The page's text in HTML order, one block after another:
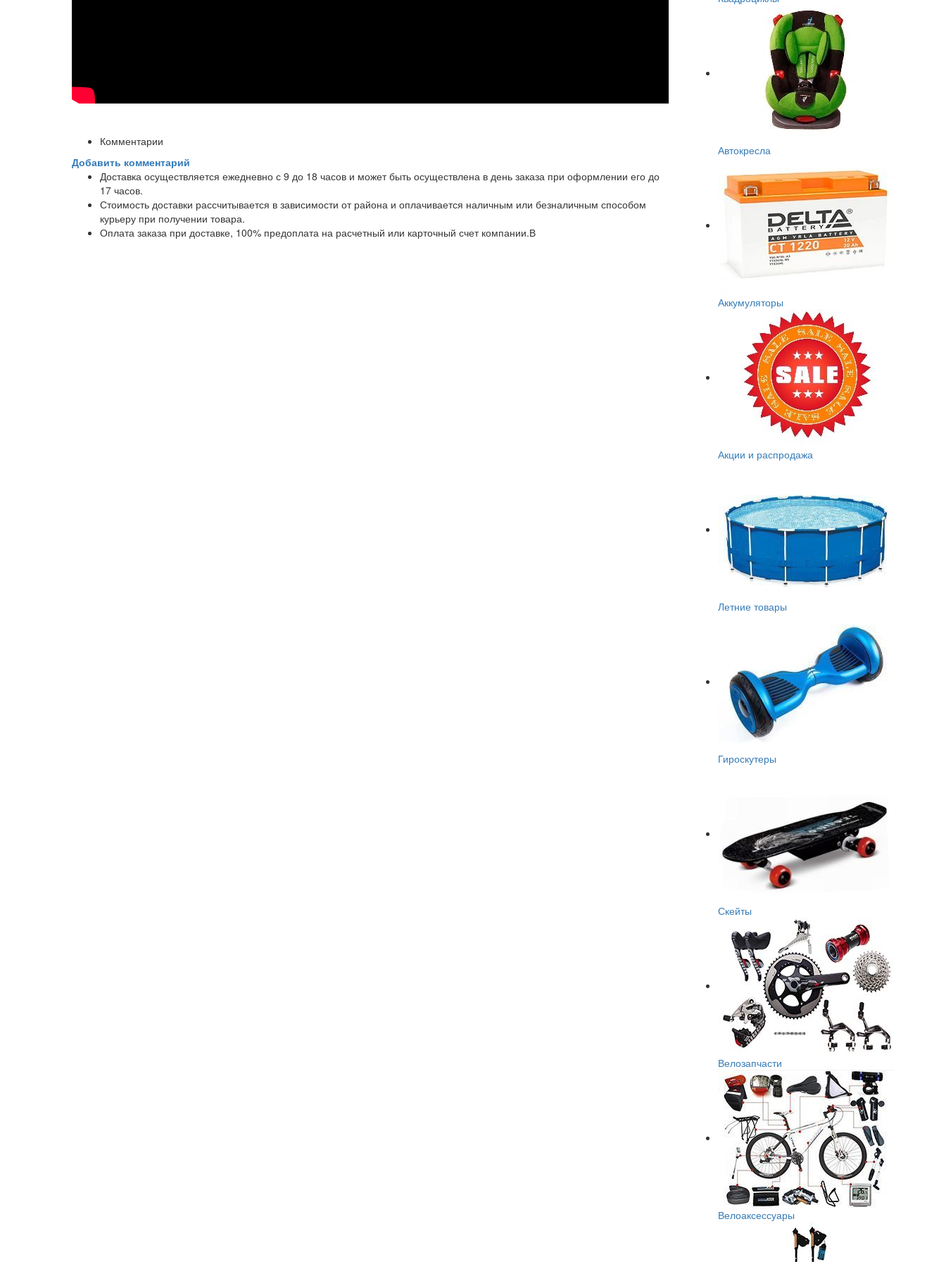
Комментарии
Добавить комментарий
Доставка осуществляется ежедневно с 9 до 18 часов и может быть осуществлена в день заказа при оформлении его до
17 часов.
Стоимость доставки рассчитывается в зависимости от района и оплачивается наличным или безналичным способом
курьеру при получении товара.
Оплата заказа при доставке, 100% предоплата на расчетный или карточный счет компании.В
Автокресла
Аккумуляторы
Акции и распродажа
Летние товары
Гироскутеры
Скейты
Велозапчасти
Велоаксессуары